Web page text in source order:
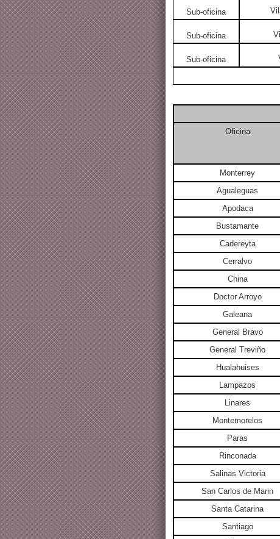
Sub-oficina
Sub-oficina
Sub-oficina
Oficina
Monterrey
Agualeguas
Apodaca
Bustamante
Cadereyta
Cerralvo
China
Doctor Arroyo
Galeana
General Bravo
General Treviño
Hualahuises
Lampazos
Linares
Montemorelos
Paras
Rinconada
Salinas Victoria
San Carlos de Marin
Santa Catarina
Santiago